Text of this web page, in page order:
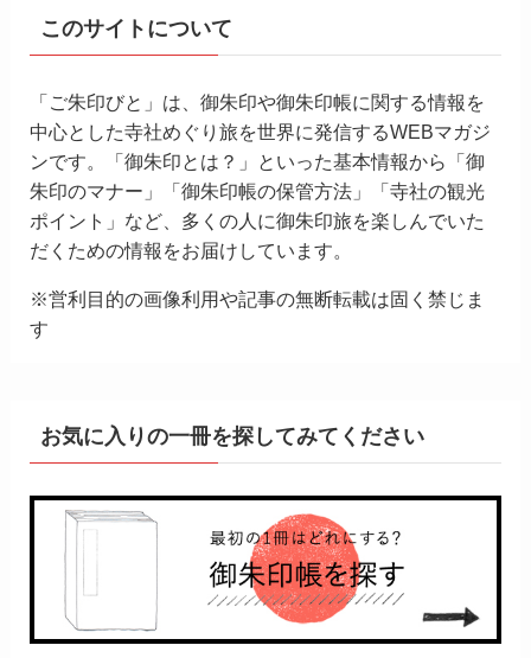
このサイトについて
「ご朱印びと」は、御朱印や御朱印帳に関する情報を
中心とした寺社めぐり旅を世界に発信するWEBマガジ
ンです。「御朱印とは？」といった基本情報から「御
朱印のマナー」「御朱印帳の保管方法」「寺社の観光
ポイント」など、多くの人に御朱印旅を楽しんでいた
だくための情報をお届けしています。
※営利目的の画像利用や記事の無断転載は固く禁じま
す
お気に入りの一冊を探してみてください